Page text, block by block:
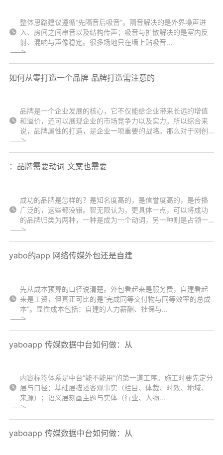
整体思路建议遵循“先隔音后吸音”。隔音解决的是外界噪声进
入、房间之间串音以及结构传声；吸音与扩散解决的是室内反
射、混响与声像稳定。很多场地只在墙上贴吸音...
如何从零打造一个品牌 品牌打造需注意的
品牌是一个企业发展的核心，它不仅能给企业带来长远的增值
和溢价，还可以展现企业的市场竞争力以及实力。所以综合来
说，品牌属性的打造，是企业一项重要的战略。那么对于刚创...
：品牌需要动词 文案也需要
成功的品牌是怎样的？是知名度高的，是信誉度高的，是传播
广泛的，这些都没错。智无限认为，更具体一点，可以将成功
的品牌归类为两种，一种是成为一个动词，另一种则是占领一...
yabo的app 网络传媒外包还是自建
先从成本预算的口径说清楚。外包看起来是服务费，自建看起
来是工资，但真正可比的是“完成同等交付物与同等效率的总成
本”。显性成本包括：自建的人力薪酬、社保与...
yaboapp 传媒数据中台如何做：从
内容标签体系是中台“能不能用”的第一道工序。施工时要先定分
层与口径：基础层描述客观事实（栏目、体裁、时效、地域、
来源）；语义层刻画主题与实体（行业、人物...
yaboapp 传媒数据中台如何做：从